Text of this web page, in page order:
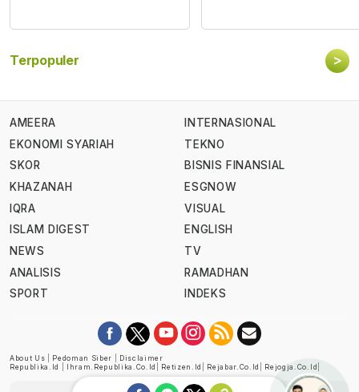
Terpopuler >
AMEERA
EKONOMI SYARIAH
SKOR
KHAZANAH
IQRA
ISLAM DIGEST
NEWS
ANALISIS
SPORT
INTERNASIONAL
TEKNO
BISNIS FINANSIAL
ESGNOW
VISUAL
ENGLISH
TV
RAMADHAN
INDEKS
About Us Pedoman Siber
Disclaimer
Republika.id
Ihram.republika.co.id Retizen.id Rejabar.co.id Rejogja.co.id